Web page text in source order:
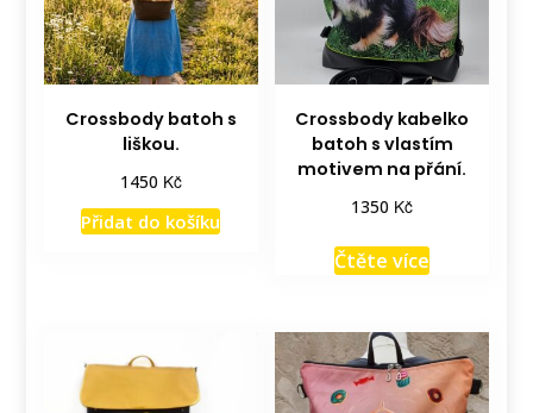
Crossbody batoh s
liškou.
1450 Kč
Přidat do košíku
Crossbody kabelko
batoh s vlastím
motivem na přání.
1350 Kč
Čtěte více